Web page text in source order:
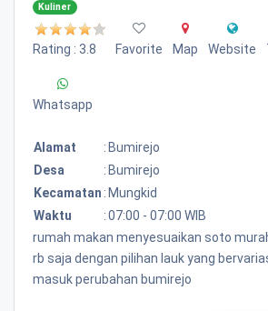
Kuliner
Rating : 3.8 Favorite Map Website
Whatsapp
Alamat : Bumirejo
Desa
: Bumirejo
Kecamatan : Mungkid
Waktu
:07:00 - 07:00 WIB
rumah makan menyesuaikan soto
rb saja dengan pilihan lauk yang
masuk perubahan bumirejo